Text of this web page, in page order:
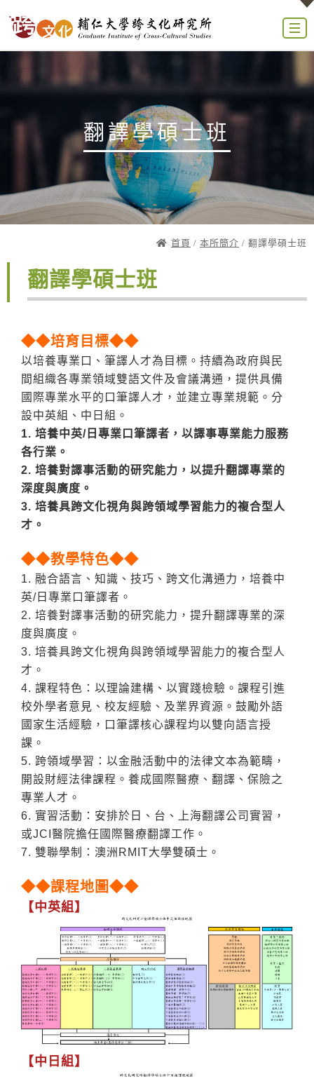
翻譯學碩士班
首頁 / 本所簡介 / 翻譯學碩士班
翻譯學碩士班
◆◆培育目標◆◆
以培養專業口、筆譯人才為目標。持續為政府與民
間組織各專業領域雙語文件及會議溝通，提供具備
國際專業水平的口筆譯人才，並建立專業規範。分
設中英組、中日組。
1. 培養中英/日專業口筆譯者，以譯事專業能力服務
各行業。
2. 培養對譯事活動的研究能力，以提升翻譯專業的
深度與廣度。
3. 培養具跨文化視角與跨領域學習能力的複合型人
才。
◆◆教學特色◆◆
1. 融合語言、知識、技巧、跨文化溝通力，培養中
英/日專業口筆譯者。
2. 培養對譯事活動的研究能力，提升翻譯專業的深
度與廣度。
3. 培養具跨文化視角與跨領域學習能力的複合型人
才。
4. 課程特色：以理論建構、以實踐檢驗。課程引進
校外學者意見、校友經驗、及業界資源。鼓勵外語
國家生活經驗，口筆譯核心課程均以雙向語言授
課。
5. 跨領域學習：以金融活動中的法律文本為範疇，
開設財經法律課程。養成國際醫療、翻譯、保險之
專業人才。
6. 實習活動：安排於日、台、上海翻譯公司實習，
或JCI醫院擔任國際醫療翻譯工作。
7. 雙聯學制：澳洲RMIT大學雙碩士。
◆◆課程地圖◆◆
【中英組】
【中日組】